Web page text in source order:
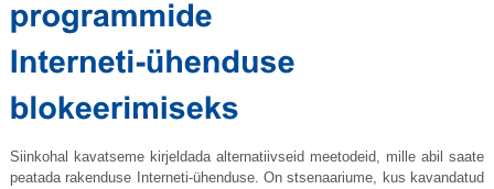
Siinkohal kavatseme kirjeldada alternatiivseid meetodeid, mille abil saate
peatada rakenduse Interneti-ühenduse. On stsenaariume, kus kavandatud